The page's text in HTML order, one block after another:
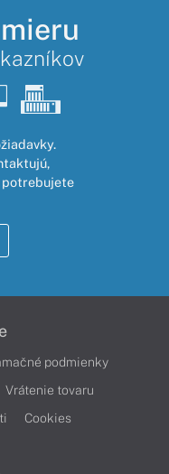
potrebujete
podmienky
Vrátenie tovaru
Cookies